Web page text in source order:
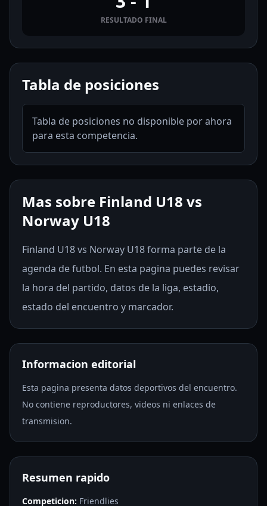
RESULTADO FINAL
Tabla de posiciones
Tabla de posiciones no disponible por ahora
para esta competencia.
Mas sobre Finland U18 vs
Norway U18
Finland U18 vs Norway U18 forma parte de la
agenda de futbol. En esta pagina puedes revisar
la hora del partido, datos de la liga, estadio,
estado del encuentro y marcador.
Informacion editorial
Esta pagina presenta datos deportivos del encuentro.
No contiene reproductores, videos ni enlaces de
transmision.
Resumen rapido
Competicion: Friendlies